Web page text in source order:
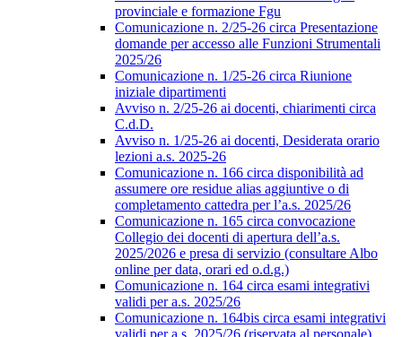
provinciale e formazione Fgu
Comunicazione n. 2/25-26 circa Presentazione
domande per accesso alle Funzioni Strumentali
2025/26
Comunicazione n. 1/25-26 circa Riunione
iniziale dipartimenti
Avviso n. 2/25-26 ai docenti, chiarimenti circa
C.d.D.
Avviso n. 1/25-26 ai docenti, Desiderata orario
lezioni a.s. 2025-26
Comunicazione n. 166 circa disponibilità ad
assumere ore residue alias aggiuntive o di
completamento cattedra per l’a.s. 2025/26
Comunicazione n. 165 circa convocazione
Collegio dei docenti di apertura dell’a.s.
2025/2026 e presa di servizio (consultare Albo
online per data, orari ed o.d.g.)
Comunicazione n. 164 circa esami integrativi
validi per a.s. 2025/26
Comunicazione n. 164bis circa esami integrativi